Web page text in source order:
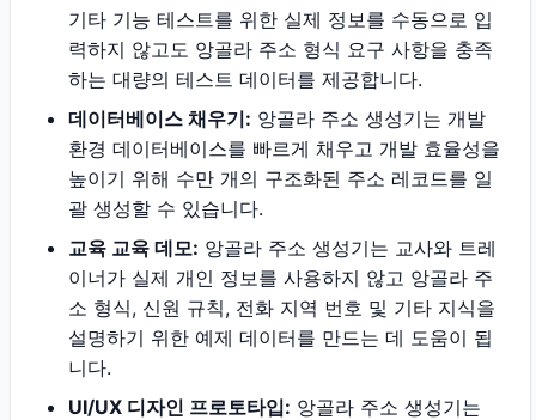
기타 기능 테스트를 위한 실제 정보를 수동으로 입
력하지 않고도 앙골라 주소 형식 요구 사항을 충족
하는 대량의 테스트 데이터를 제공합니다.
데이터베이스 채우기: 앙골라 주소 생성기는 개발
환경 데이터베이스를 빠르게 채우고 개발 효율성을
높이기 위해 수만 개의 구조화된 주소 레코드를 일
괄 생성할 수 있습니다.
교육 교육 데모: 앙골라 주소 생성기는 교사와 트레
이너가 실제 개인 정보를 사용하지 않고 앙골라 주
소 형식, 신원 규칙, 전화 지역 번호 및 기타 지식을
설명하기 위한 예제 데이터를 만드는 데 도움이 됩
니다.
UI/UX 디자인 프로토타입: 앙골라 주소 생성기는